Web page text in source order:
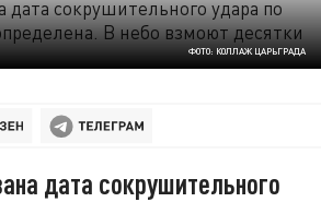
ФОТО: КОЛЛАЖ ЦАРЬГРАДА
дата сокрушительного